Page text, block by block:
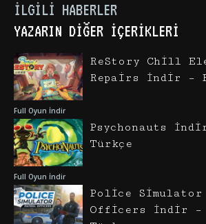
İLGILI HABERLER
YAZARIN DIĞER İÇERIKLERI
Full Oyun İndir
ReStory Chill
Repairs İndir –
Full Oyun İndir
Psychonauts
Türkçe
Police
Officers İndir –